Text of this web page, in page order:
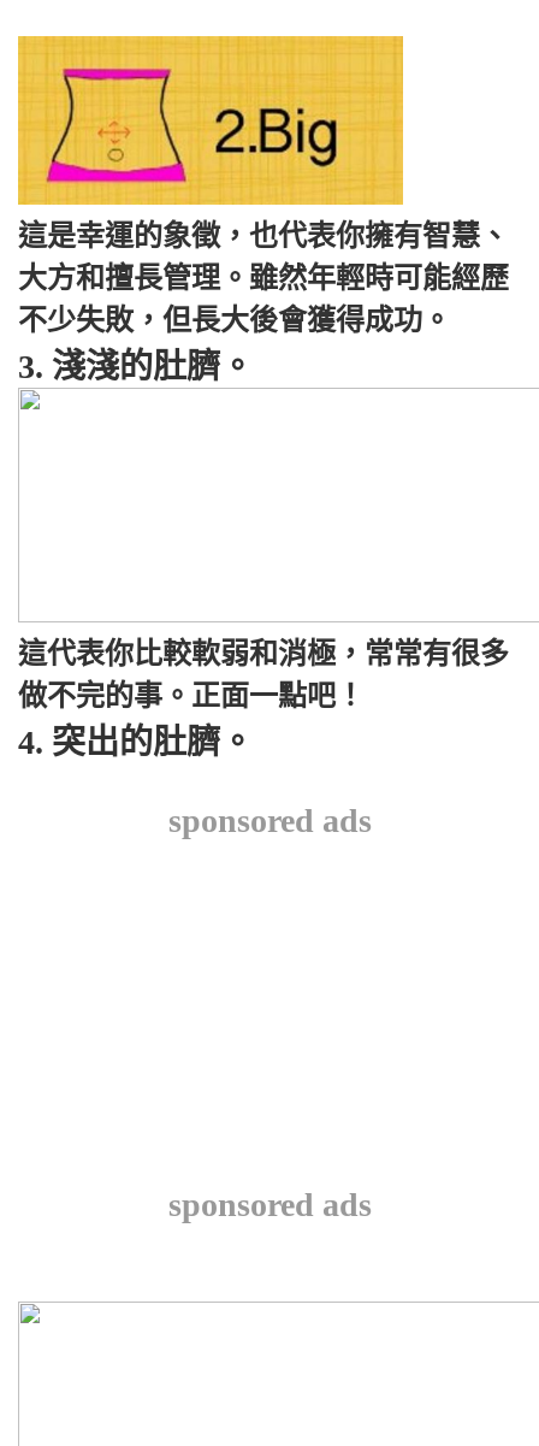
這是幸運的象徵，也代表你擁有智慧、
大方和擅長管理。雖然年輕時可能經歷
不少失敗，但長大後會獲得成功。
3. 淺淺的肚臍。
這代表你比較軟弱和消極，常常有很多
做不完的事。正面一點吧！
4. 突出的肚臍。
sponsored ads
sponsored ads